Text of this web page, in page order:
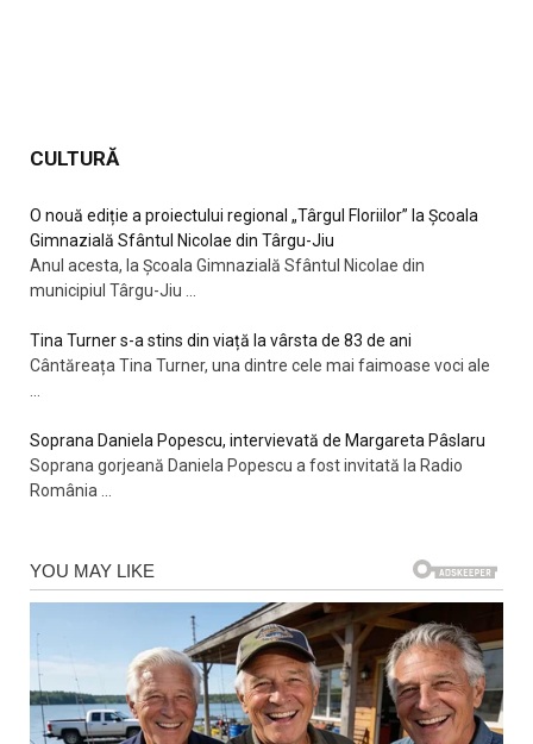
CULTURĂ
O nouă ediție a proiectului regional „Târgul Floriilor” la Școala
Gimnazială Sfântul Nicolae din Târgu-Jiu
Anul acesta, la Școala Gimnazială Sfântul Nicolae din
municipiul Târgu-Jiu
Tina Turner s-a stins din viață la vârsta de 83 de ani
Cântăreața Tina Turner, una dintre cele mai faimoase voci ale
Soprana Daniela Popescu, intervievată de Margareta Pâslaru
Soprana gorjeană Daniela Popescu a fost invitată la Radio
România